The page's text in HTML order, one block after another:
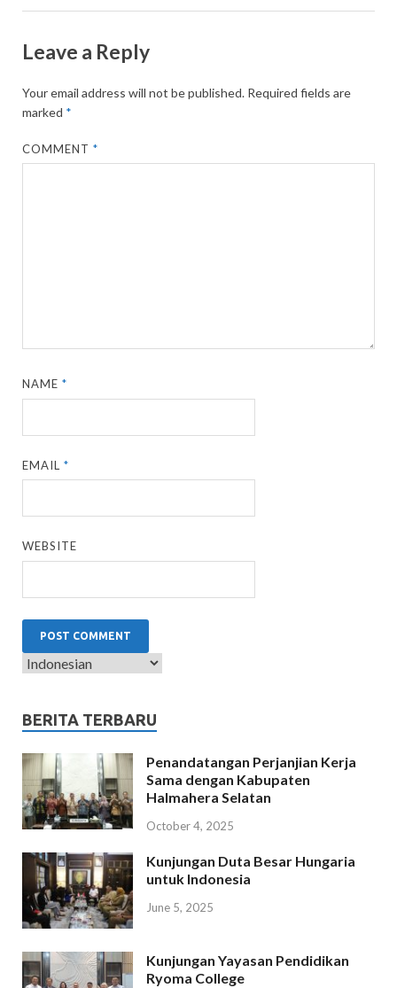
Leave a Reply
Your email address will not be published. Required fields are
marked *
COMMENT*
NAME*
EMAIL*
WEBSITE
BERITA TERBARU
Penandatangan Perjanjian Kerja
Sama dengan Kabupaten
Halmahera Selatan
October 4, 2025
Kunjungan Duta Besar Hungaria
untuk Indonesia
June 5, 2025
Kunjungan Yayasan Pendidikan
Ryoma College